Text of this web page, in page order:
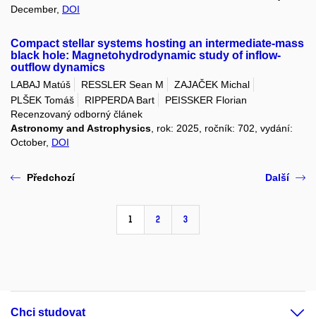
December, DOI
Compact stellar systems hosting an intermediate-mass
black hole: Magnetohydrodynamic study of inflow-
outflow dynamics
LABAJ Matúš RESSLER Sean M
ZAJAČEK Michal
PLŠEK Tomáš
RIPPERDA Bart
PEISSKER Florian
Recenzovaný odborný článek
Astronomy and Astrophysics , rok: 2025, ročník: 702, vydání:
October, DOI
Předchozí
1 2 3
Další
Chci studovat